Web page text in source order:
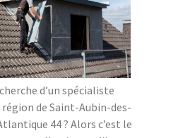
d’un spécialiste
de Saint-Aubin-des-
44 ? Alors c’est le